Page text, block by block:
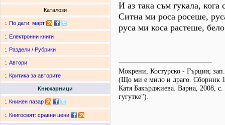
Каталози
:. По дати: март
:. Електронни книги
:. Раздели / Рубрики
:. Автори
:. Критика за авторите
Книжарници
:. Книжен пазар
:. Книгосвят: сравни цени
И аз така съм гукала,
Ситна ми роса росеше,
руса ми коса растеше,
Мокрени, Костурско - Гърция;
(Що ми е мило и драго. Сборник
Катя Бакърджиева. Варна, 2008,
гугутке").